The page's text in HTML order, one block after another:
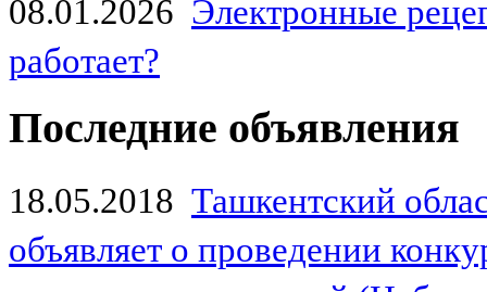
08.01.2026 Электронные
работает?
Последние объявления
18.05.2018 Ташкентский
объявляет о проведении